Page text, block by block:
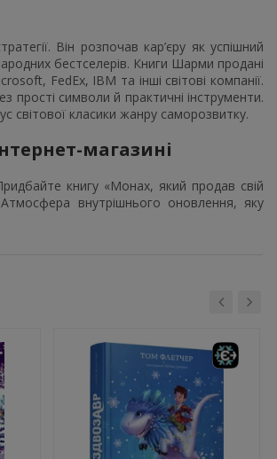
Він розпочав кар’єру як успішний
бестселерів. Книги Шарми продані
FedEx, IBM та інші світові компанії.
прості символи й практичні інструменти.
світової класики жанру саморозвитку.
магазині
книгу «Монах, який продав свій
внутрішнього оновлення, яку